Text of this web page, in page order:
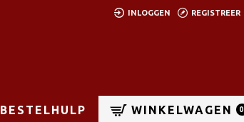
INLOGGEN REGISTREER
BESTELHULP WINKELWAGEN